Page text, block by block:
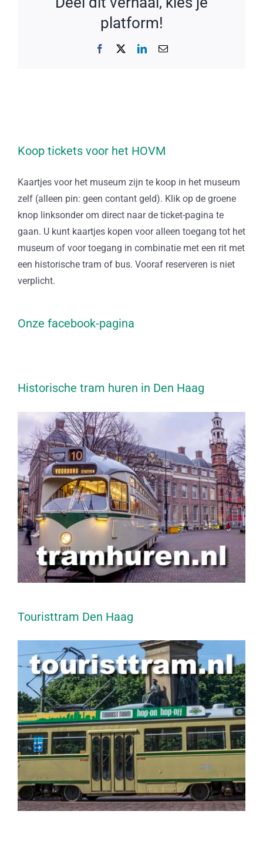
platform!
Facebook LinkedIn
E-
Koop tickets voor het HOVM
Kaartjes voor het museum zijn te koop in het museum
zelf (alleen pin: geen contant geld). Klik op de groene
knop linksonder om direct naar de ticket-pagina te
gaan. U kunt kaartjes kopen voor alleen toegang tot het
museum of voor toegang in combinatie met een rit met
een historische tram of bus. Vooraf reserveren is niet
verplicht.
Onze facebook-pagina
Historische tram huren in Den Haag
Touristtram Den Haag